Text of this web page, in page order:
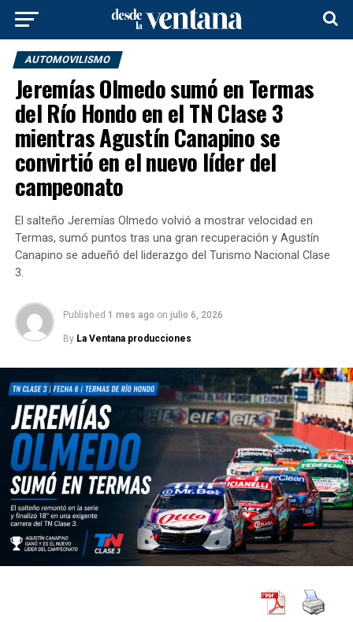
AUTOMOVILISMO
Jeremías Olmedo sumó en Termas
del Río Hondo en el TN Clase 3
mientras Agustín Canapino se
convirtió en el nuevo líder del
campeonato
El salteño Jeremías Olmedo volvió a mostrar velocidad en
Termas, sumó puntos tras una gran recuperación y Agustín
Canapino se adueñó del liderazgo del Turismo Nacional Clase
3.
Published 1 mes ago on julio 6, 2026
By La Ventana producciones